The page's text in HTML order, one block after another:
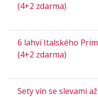
(4+2 zdarma)
6 lahví Italského
(4+2 zdarma)
Sety vín se slevami